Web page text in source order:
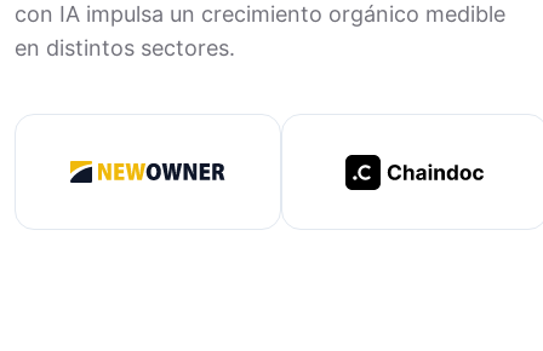
con IA impulsa un crecimiento orgánico medible
en distintos sectores.